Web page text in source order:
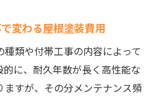
変わる屋根塗装費用
類や付帯工事の内容によって
に、耐久年数が長く高性能な
すが、その分メンテナンス頻